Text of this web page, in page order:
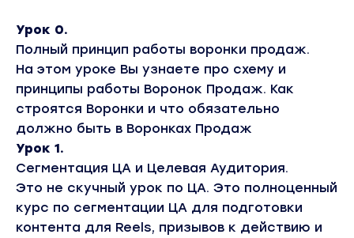
Урок 0.
Полный принцип работы воронки продаж.
На этом уроке Вы узнаете про схему и
принципы работы Воронок Продаж. Как
строятся Воронки и что обязательно
должно быть в Воронках Продаж
Урок 1.
Сегментация ЦА и Целевая Аудитория.
Это не скучный урок по ЦА. Это полноценный
курс по сегментации ЦА для подготовки
контента для Reels, призывов к действию и